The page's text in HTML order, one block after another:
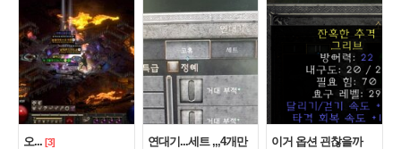
오... [3]
연대기...세트 ,,,4개만
이거 옵션 괸찮을까